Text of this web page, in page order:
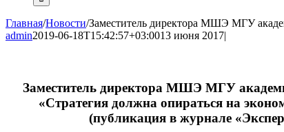
Главная/Новости/Заместитель директора МШЭ МГУ
admin2019-06-18T15:42:57+03:0013 июня 2017|
Заместитель директора МШЭ МГУ
«Стратегия должна опираться на
(публикация в журнале